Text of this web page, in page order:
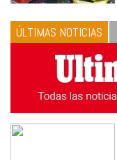
ÚLTIMAS NOTICIAS